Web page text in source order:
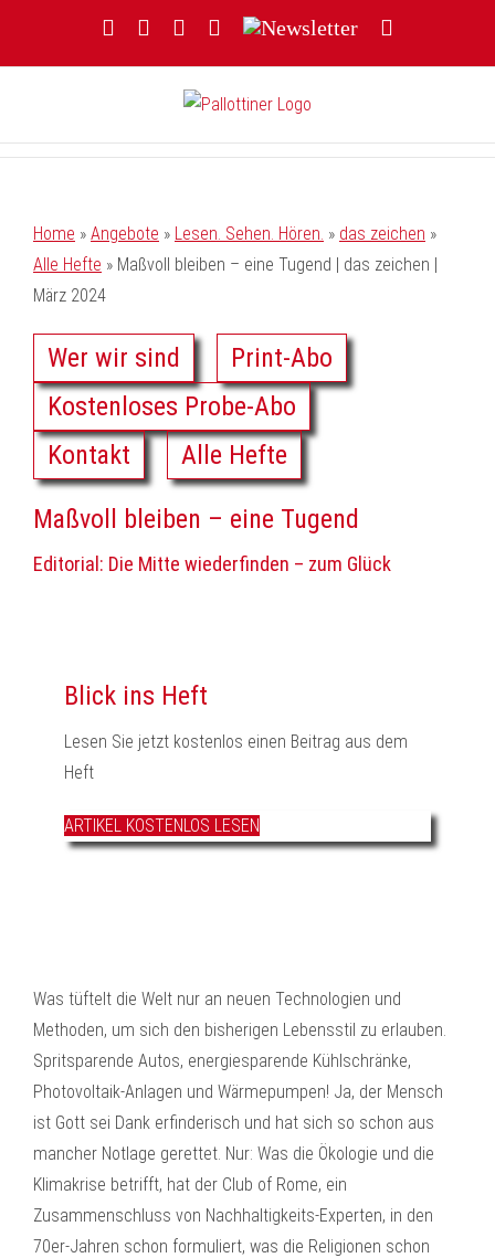
FacebookYouTubeInstagram
Threads
Newsletter
Home » Angebote » Lesen. Sehen. Hören. » das zeichen »
Alle Hefte » Maßvoll bleiben – eine Tugend | das zeichen |
März 2024
Wer wir sind
Print-Abo
Kostenloses Probe-Abo
Kontakt
Alle Hefte
Maßvoll bleiben – eine Tugend
Editorial: Die Mitte wiederfinden – zum Glück
Blick ins Heft
Lesen Sie jetzt kostenlos einen Beitrag aus dem
Heft
ARTIKEL KOSTENLOS LESEN
Was tüftelt die Welt nur an neuen Technologien und
Methoden, um sich den bisherigen Lebensstil zu erlauben.
Spritsparende Autos, energiesparende Kühlschränke,
Photovoltaik-Anlagen und Wärmepumpen! Ja, der Mensch
ist Gott sei Dank erfinderisch und hat sich so schon aus
mancher Notlage gerettet. Nur: Was die Ökologie und die
Klimakrise betrifft, hat der Club of Rome, ein
Zusammenschluss von Nachhaltigkeits-Experten, in den
70er-Jahren schon formuliert, was die Religionen schon